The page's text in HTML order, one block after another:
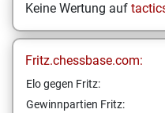
Keine Wertung auf
Fritz.chessbase.com:
Elo gegen Fritz:
Gewinnpartien Fritz: